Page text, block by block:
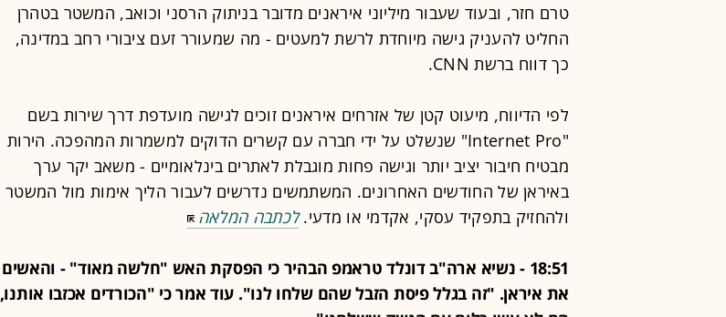
טרם חזר, ובעוד שעבור מיליוני איראנים מדובר בניתוק הרסני וכואב, המשטר בטהרן
החליט להעניק גישה מיוחדת לרשת למעטים - מה שמעורר זעם ציבורי רחב במדינה,
כך דווח ברשת CNN.
לפי הדיווח, מיעוט קטן של אזרחים איראנים זוכים לגישה מועדפת דרך שירות בשם
"Internet Pro" שנשלט על ידי חברה עם קשרים הדוקים למשמרות המהפכה. הירות
מבטיח חיבור יציב יותר וגישה פחות מוגבלת לאתרים בינלאומיים - משאב יקר ערך
באיראן של החודשים האחרונים. המשתמשים נדרשים לעבור הליך אימות מול המשטר
ולהחזיק בתפקיד עסקי, אקדמי או מדעי.לכתבה המלאה
18:51 - נשיא ארה"ב דונלד טראמפ הבהיר כי הפסקת האש "חלשה מאוד" - והאשים
את איראן. "זה בגלל פיסת הזבל שהם שלחו לנו". עוד אמר כי "הכורדים אכזבו אותנו,